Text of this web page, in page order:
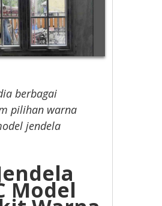
berbagai
pilihan warna
jendela
Model